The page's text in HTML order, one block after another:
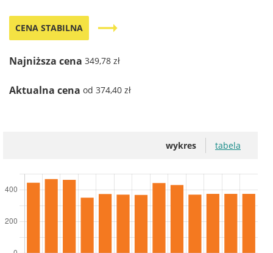
CENA STABILNA trending_flat
Najniższa cena 349,78 zł
Aktualna cena od 374,40 zł
wykres tabela